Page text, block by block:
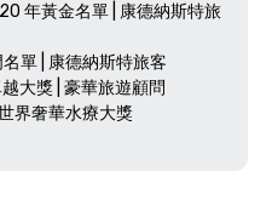
年黃金名單 | 康德納斯特旅
單 | 康德納斯特旅客
大獎 | 豪華旅遊顧問
界奢華水療大獎